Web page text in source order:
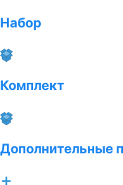
Набор
Комплект
Дополнительные